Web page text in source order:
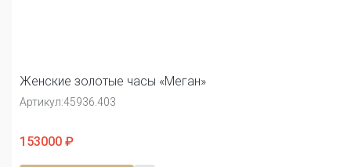
Женские золотые часы «Меган»
Артикул:45936.403
153000 ₽